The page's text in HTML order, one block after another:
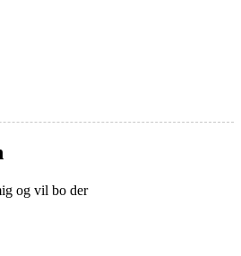
og vil bo der